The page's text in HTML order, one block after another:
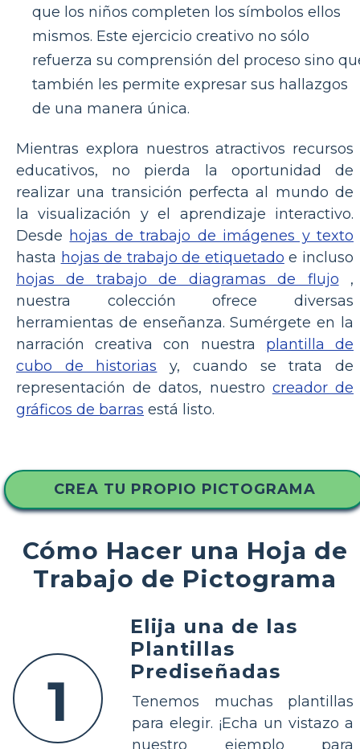
que los niños completen los símbolos ellos
mismos. Este ejercicio creativo no sólo
refuerza su comprensión del proceso sino
también les permite expresar sus hallazgos
de una manera única.
Mientras explora nuestros atractivos recursos
educativos, no pierda la oportunidad de
realizar una transición perfecta al mundo de
la visualización y el aprendizaje interactivo.
Desde hojas de trabajo de imágenes y texto
hasta hojas de trabajo de etiquetado e incluso
hojas de trabajo de diagramas de flujo ,
nuestra colección ofrece diversas
herramientas de enseñanza. Sumérgete en la
narración creativa con nuestra plantilla de
cubo de historias y, cuando se trata de
representación de datos, nuestro creador de
gráficos de barras está listo.
CREA TU PROPIO PICTOGRAMA
Cómo Hacer una Hoja de
Trabajo de Pictograma
1
Elija una de las
Plantillas
Prediseñadas
Tenemos muchas plantillas
para elegir. ¡Echa un vistazo a
nuestro ejemplo para